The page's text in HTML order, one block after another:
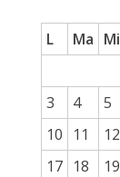
L Ma Mi
3
4 5
10
11 12
17 18 19